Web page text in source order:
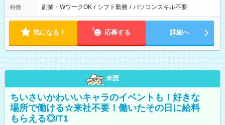
特徴 副業・WワークOK / シフト勤務 / パソコンスキル不要
気になる！ 応募する 詳細へ
未読
ちいさいかわいいキャラのイベントも！好きな
場所で働ける☆来社不要！働いたその日に給料
もらえる◎/T1